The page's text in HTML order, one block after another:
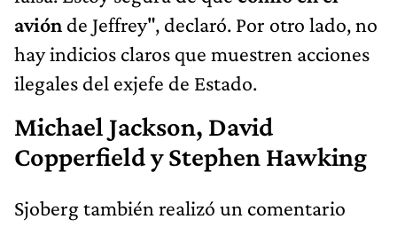
avión de Jeffrey", declaró. Por otro lado, no
hay indicios claros que muestren acciones
ilegales del exjefe de Estado.
Michael Jackson, David
Copperfield y Stephen Hawking
Sjoberg también realizó un comentario